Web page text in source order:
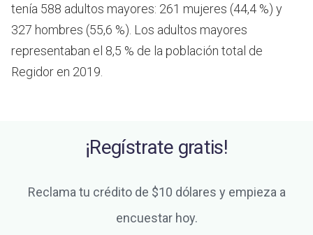
tenía 588 adultos mayores: 261 mujeres (44,4 %) y
327 hombres (55,6 %). Los adultos mayores
representaban el 8,5 % de la población total de
Regidor en 2019.
¡Regístrate gratis!
Reclama tu crédito de $10 dólares y empieza a
encuestar hoy.